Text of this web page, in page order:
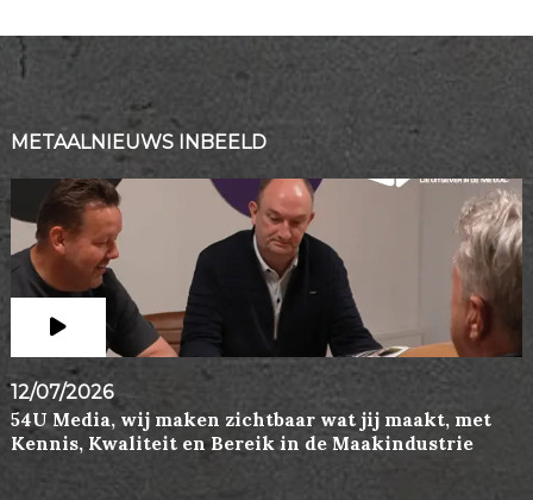
METAALNIEUWS INBEELD
12/07/2026
54U Media, wij maken zichtbaar wat jij maakt, met
Kennis, Kwaliteit en Bereik in de Maakindustrie